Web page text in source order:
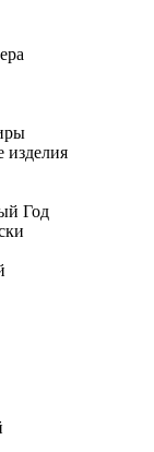
изделия
Год